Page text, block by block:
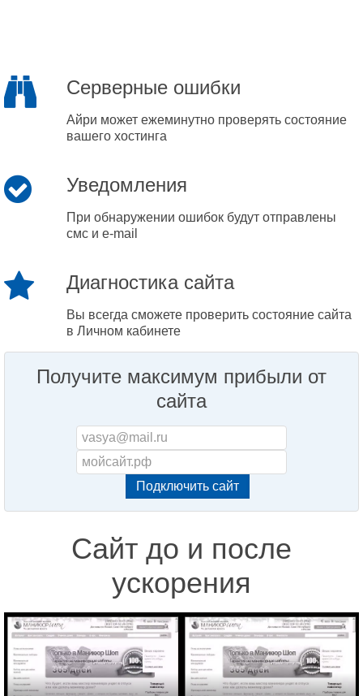
Серверные ошибки
Айри может ежеминутно проверять состояние
вашего хостинга
Уведомления
При обнаружении ошибок будут отправлены
смс и e-mail
Диагностика сайта
Вы всегда сможете проверить состояние сайта
в Личном кабинете
Получите максимум прибыли от
сайта
Сайт до и после
ускорения